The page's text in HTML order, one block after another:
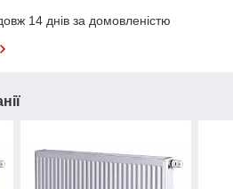
14 днів за домовленістю